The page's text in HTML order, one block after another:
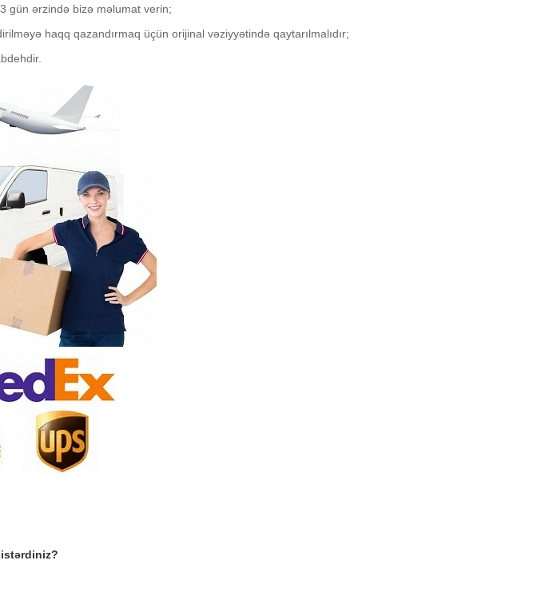
gün ərzində bizə məlumat verin;
haqq qazandırmaq üçün orijinal vəziyyətində qaytarılmalıdır;
istərdiniz?